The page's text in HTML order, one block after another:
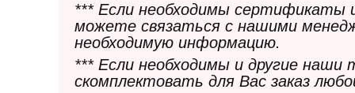
*** Если необходимы сертификаты
можете связаться с нашими
необходимую информацию.
*** Если необходимы и другие
скомплектовать для Вас заказ